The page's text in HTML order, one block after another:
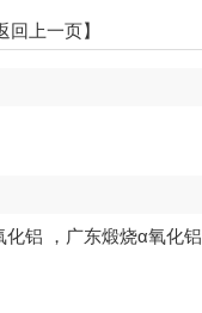
回上一页】
化铝 ， 广东煅烧α氧化铝